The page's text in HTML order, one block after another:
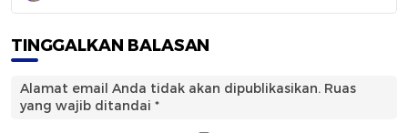
TINGGALKAN BALASAN
Alamat email Anda tidak akan dipublikasikan. Ruas
yang wajib ditandai *